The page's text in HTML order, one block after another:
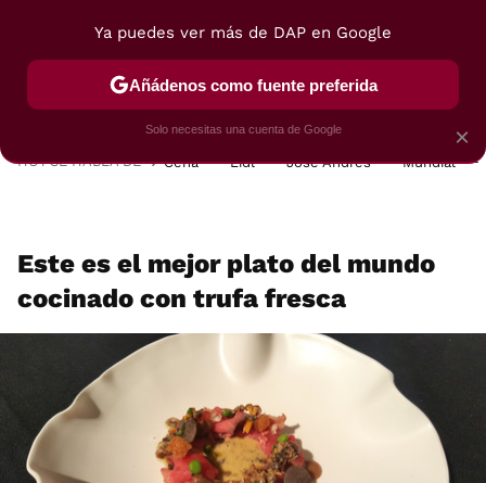
POSTRES VIAJES SELECCIÓN VEGUI
HOY SE HABLA DE Cena Lidl José Andrés Mundial
Este es el mejor plato del mundo
cocinado con trufa fresca
×
Ya puedes ver más de DAP en Google
Añádenos como fuente preferida
Solo necesitas una cuenta de Google